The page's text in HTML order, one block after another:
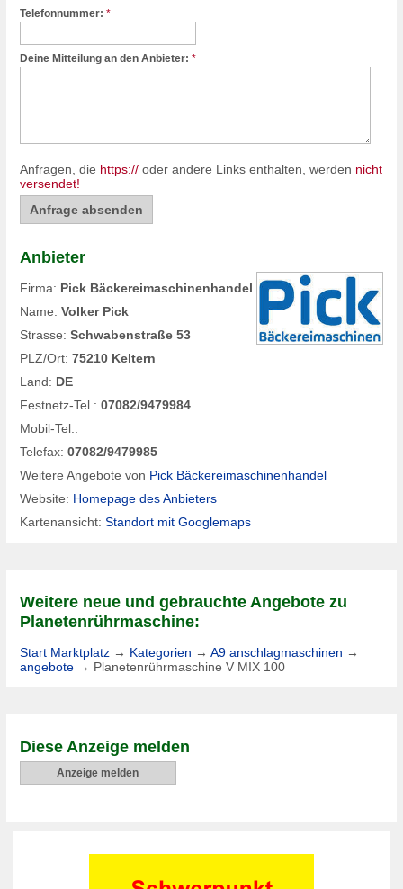
Telefonnummer: *
Deine Mitteilung an den Anbieter: *
Anfragen, die https:// oder andere Links enthalten, werden nicht
versendet!
Anbieter
Firma: Pick Bäckereimaschinenhandel
Name: Volker Pick
Strasse: Schwabenstraße 53
PLZ/Ort: 75210 Keltern
Land: DE
Festnetz-Tel.: 07082/9479984
Mobil-Tel.:
Telefax: 07082/9479985
Weitere Angebote von Pick Bäckereimaschinenhandel
Website: Homepage des Anbieters
Kartenansicht: Standort mit Googlemaps
Weitere neue und gebrauchte Angebote zu
Planetenrührmaschine:
Start Marktplatz → Kategorien → A9 anschlagmaschinen →
angebote → Planetenrührmaschine V MIX 100
Diese Anzeige melden
Anzeige melden